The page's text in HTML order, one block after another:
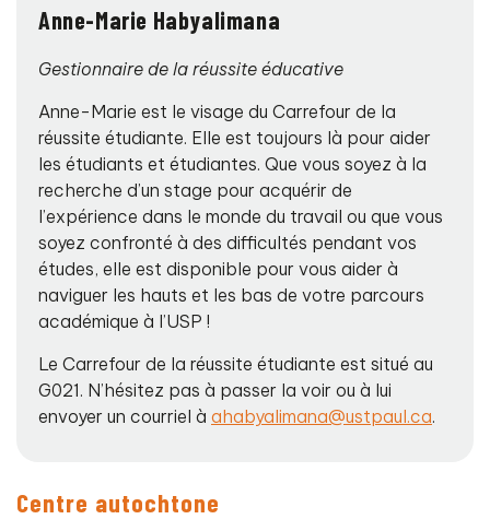
Anne-Marie Habyalimana
Gestionnaire de la réussite éducative
Anne-Marie est le visage du Carrefour de la
réussite étudiante. Elle est toujours là pour aider
les étudiants et étudiantes. Que vous soyez à la
recherche d’un stage pour acquérir de
l’expérience dans le monde du travail ou que vous
soyez confronté à des difficultés pendant vos
études, elle est disponible pour vous aider à
naviguer les hauts et les bas de votre parcours
académique à l’USP !
Le Carrefour de la réussite étudiante est situé au
G021. N’hésitez pas à passer la voir ou à lui
envoyer un courriel à ahabyalimana@ustpaul.ca.
Centre autochtone